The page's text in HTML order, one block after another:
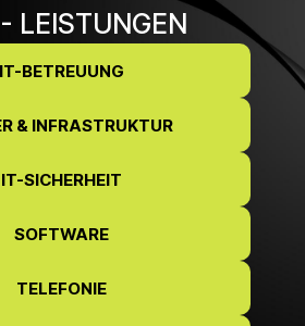
- LEISTUNGEN
IT-BETREUUNG
& INFRASTRUKTUR
IT-SICHERHEIT
SOFTWARE
TELEFONIE